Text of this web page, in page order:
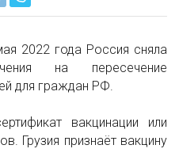
2022 года Россия сняла
на пересечение
для граждан РФ.
вакцинации или
Грузия признаёт вакцину